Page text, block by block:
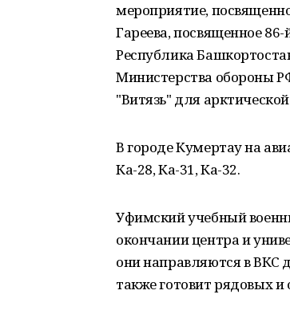
мероприятие,
Гареева, посвященное
Республика
Министерства обороны
"Витязь" для
В городе Кумертау на
Ка-28, Ка-31, Ка-32.
Уфимский учебный
окончании центра и
они направляются в ВКС
также готовит рядовых и